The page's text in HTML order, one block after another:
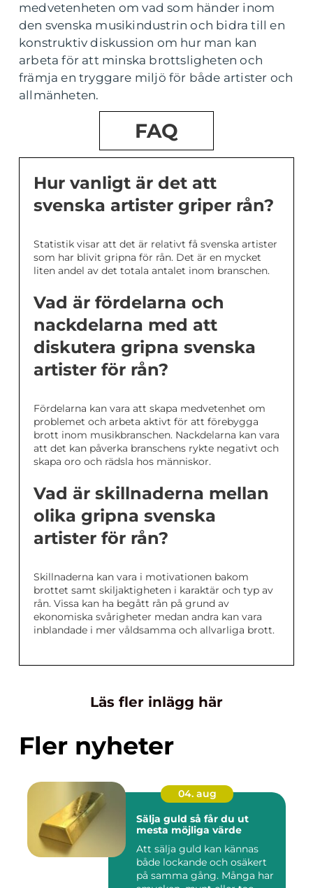
medvetenheten om vad som händer inom
den svenska musikindustrin och bidra till en
konstruktiv diskussion om hur man kan
arbeta för att minska brottsligheten och
främja en tryggare miljö för både artister och
allmänheten.
FAQ
Hur vanligt är det att
svenska artister griper rån?
Statistik visar att det är relativt få svenska artister
som har blivit gripna för rån. Det är en mycket
liten andel av det totala antalet inom branschen.
Vad är fördelarna och
nackdelarna med att
diskutera gripna svenska
artister för rån?
Fördelarna kan vara att skapa medvetenhet om
problemet och arbeta aktivt för att förebygga
brott inom musikbranschen. Nackdelarna kan vara
att det kan påverka branschens rykte negativt och
skapa oro och rädsla hos människor.
Vad är skillnaderna mellan
olika gripna svenska
artister för rån?
Skillnaderna kan vara i motivationen bakom
brottet samt skiljaktigheten i karaktär och typ av
rån. Vissa kan ha begått rån på grund av
ekonomiska svårigheter medan andra kan vara
inblandade i mer våldsamma och allvarliga brott.
Läs fler inlägg här
Fler nyheter
04. aug
Sälja guld så får du ut
mesta möjliga värde
Att sälja guld kan kännas
både lockande och osäkert
på samma gång. Många har